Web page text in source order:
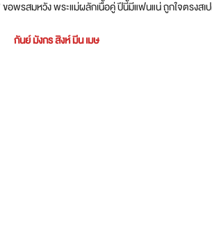
อพรสมหวัง พระแม่ผลักเนื้อคู่ ปีนี้มีแฟนแน่ ถูกใจตรงสเ
กันย์ มังกร สิงห์ มีน เมษ